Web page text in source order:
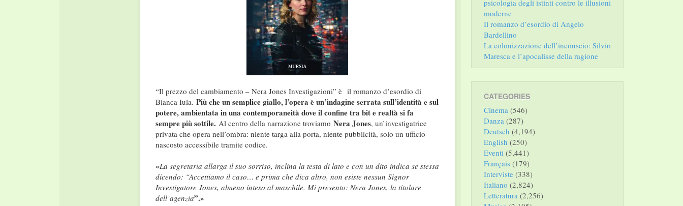
“Il prezzo del cambiamento – Nera Jones Investigazioni” è il romanzo d’esordio di
Bianca Iula. Più che un semplice giallo, l’opera è un’indagine serrata sull’identità e sul
potere, ambientata in una contemporaneità dove il confine tra bit e realtà si fa
sempre più sottile. Al centro della narrazione troviamo Nera Jones, un’investigatrice
privata che opera nell’ombra: niente targa alla porta, niente pubblicità, solo un ufficio
nascosto accessibile tramite codice.
«La segretaria allarga il suo sorriso, inclina la testa di lato e con un dito indica se stessa
dicendo: “Accettiamo il caso… e prima che dica altro, non esiste nessun Signor
Investigatore Jones, almeno inteso al maschile. Mi presento: Nera Jones, la titolare
dell’agenzia”.»
psicologia degli istinti contro le illusioni
moderne
Il romanzo d’esordio di Angelo
Bardellino
La colonizzazione dell’inconscio: Silvio
Maresca e l’apocalisse della ragione
CATEGORIES
Cinema (546)
Danza (287)
Deutsch (4,194)
English (250)
Eventi (5,441)
Français (179)
Interviste (338)
Italiano (2,824)
Letteratura (2,256)